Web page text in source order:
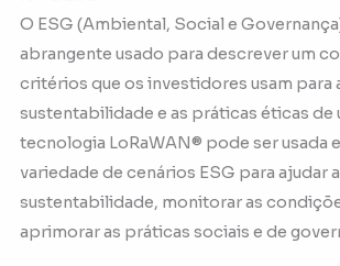
O ESG (Ambiental, Social e
abrangente usado para descrever um
critérios que os investidores usam para
sustentabilidade e as práticas éticas de
tecnologia LoRaWAN® pode ser usada
variedade de cenários ESG para ajudar
sustentabilidade, monitorar as
aprimorar as práticas sociais e de